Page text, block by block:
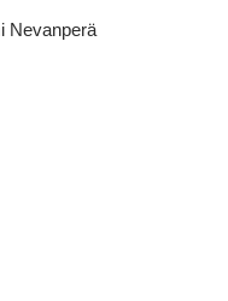
Nevanperä